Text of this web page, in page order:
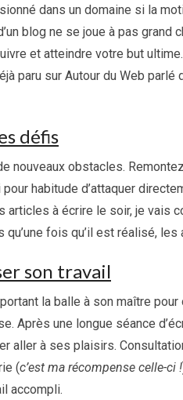
dans un domaine si la
blog ne se joue à pas
et atteindre votre but ultime.
paru sur Autour du Web parlé
défis
nouveaux obstacles.
pour habitude d’attaquer
articles à écrire le soir, je vais
fois qu’il est réalisé, les
son travail
la balle à son maître
Après une longue séance
aller à ses plaisirs.
(c’est ma récompense celle-ci !
accompli.